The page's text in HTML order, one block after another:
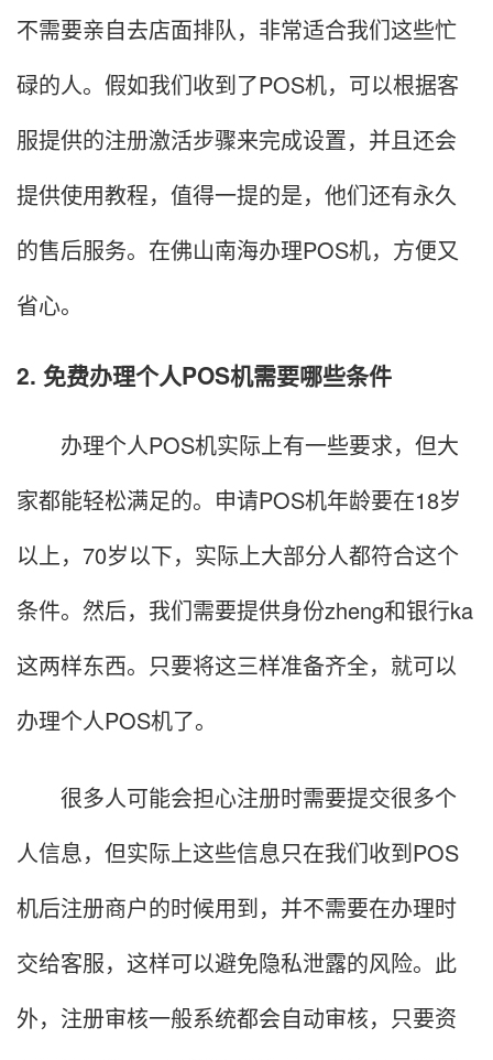
不需要亲自去店面排队，非常适合我们这些忙
碌的人。假如我们收到了POS机，可以根据客
服提供的注册激活步骤来完成设置，并且还会
提供使用教程，值得一提的是，他们还有永久
的售后服务。在佛山南海办理POS机，方便又
省心。
2. 免费办理个人POS机需要哪些条件
办理个人POS机实际上有一些要求，但大
家都能轻松满足的。申请POS机年龄要在18岁
以上，70岁以下，实际上大部分人都符合这个
条件。然后，我们需要提供身份zheng和银行ka
这两样东西。只要将这三样准备齐全，就可以
办理个人POS机了。
很多人可能会担心注册时需要提交很多个
人信息，但实际上这些信息只在我们收到POS
机后注册商户的时候用到，并不需要在办理时
交给客服，这样可以避免隐私泄露的风险。此
外，注册审核一般系统都会自动审核，只要资